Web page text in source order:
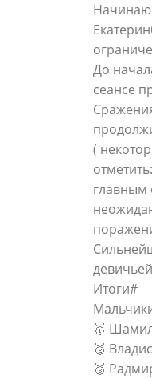
До
сеансе
(
главным
Итоги#
🥇
🥈
🥉